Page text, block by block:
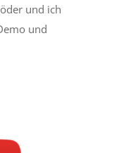
und ich
und